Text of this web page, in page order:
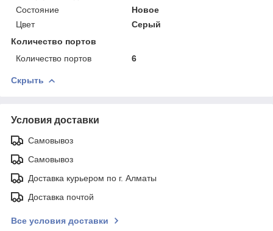
Состояние
Новое
Цвет
Серый
Количество портов
Количество портов
6
Скрыть
Условия доставки
Самовывоз
Самовывоз
Доставка курьером по г. Алматы
Доставка почтой
Все условия доставки